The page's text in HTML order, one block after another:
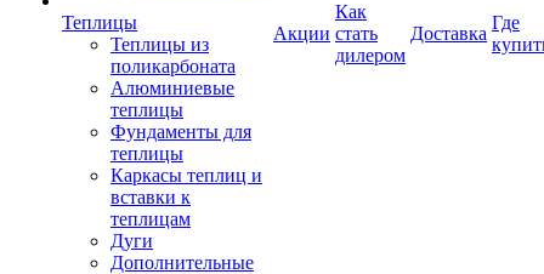
Теплицы
Теплицы из
поликарбоната
Алюминиевые
теплицы
Фундаменты для
теплицы
Каркасы теплиц и
вставки к
теплицам
Дуги
Дополнительные
Акции
Как
стать
дилером
Доставка
Где